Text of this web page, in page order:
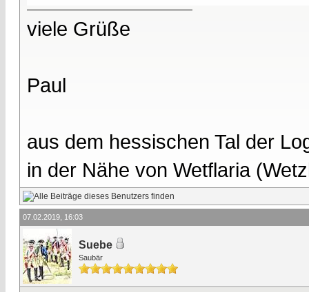
viele Grüße
Paul
aus dem hessischen Tal der
in der Nähe von Wetflaria
07.02.2019, 16:03
Suebe
Saubär